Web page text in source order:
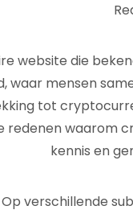
website die
waar mensen
tot
redenen
kennis en
Op verschillende